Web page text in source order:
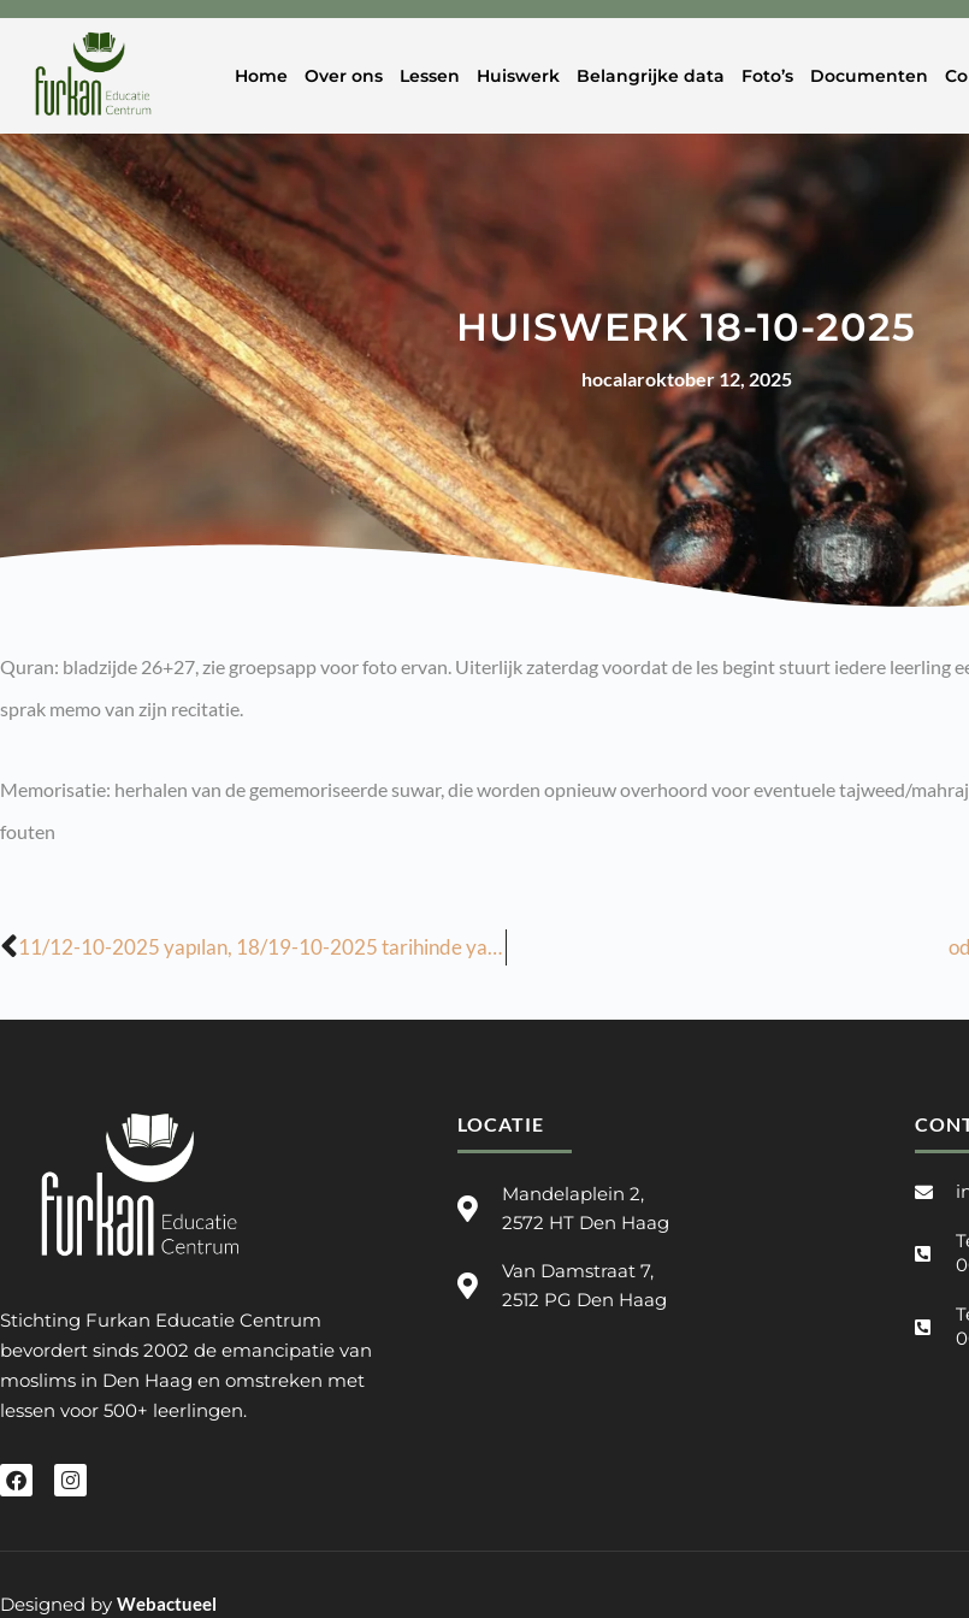
Home Over ons Lessen Huiswerk Belangrijke data Foto’s Documenten
HUISWERK 18-10-2025
hocalaroktober 12, 2025
Quran: bladzijde 26+27, zie groepsapp voor foto ervan. Uiterlijk zaterdag voordat de les begint stuurt iedere leerling
sprak memo van zijn recitatie.
Memorisatie: herhalen van de gememoriseerde suwar, die worden opnieuw overhoord voor eventuele tajweed/mahraj
fouten
11/12-10-2025 yapılan, 18/19-10-2025 tarihinde yapılacak derslerin ödevi
Stichting Furkan Educatie Centrum
bevordert sinds 2002 de emancipatie van
moslims in Den Haag en omstreken met
lessen voor 500+ leerlingen.
LOCATIE
Mandelaplein 2,
2572 HT Den Haag
Van Damstraat 7,
2512 PG Den Haag
Designed by Webactueel